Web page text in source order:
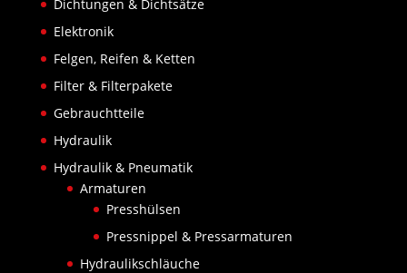
Dichtungen & Dichtsätze
Elektronik
Felgen, Reifen & Ketten
Filter & Filterpakete
Gebrauchtteile
Hydraulik
Hydraulik & Pneumatik
Armaturen
Presshülsen
Pressnippel & Pressarmaturen
Hydraulikschläuche